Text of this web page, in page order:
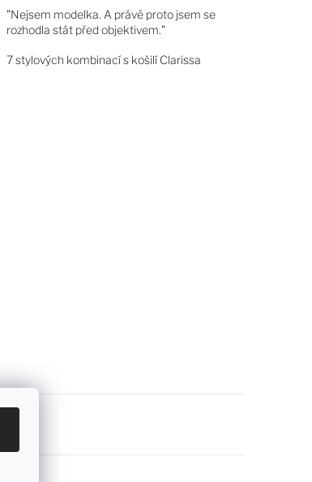
"Nejsem modelka. A právě proto jsem se
rozhodla stát před objektivem."
7 stylových kombinací s košilí Clarissa